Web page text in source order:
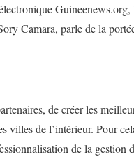
Camara, parle de la
de créer les
de l’intérieur. Pour
de la